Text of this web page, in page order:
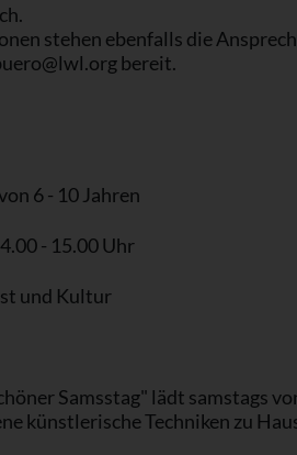
stehen ebenfalls die
bereit.
6 - 10 Jahren
- 15.00 Uhr
und Kultur
Samsstag" lädt samstags
künstlerische Techniken zu